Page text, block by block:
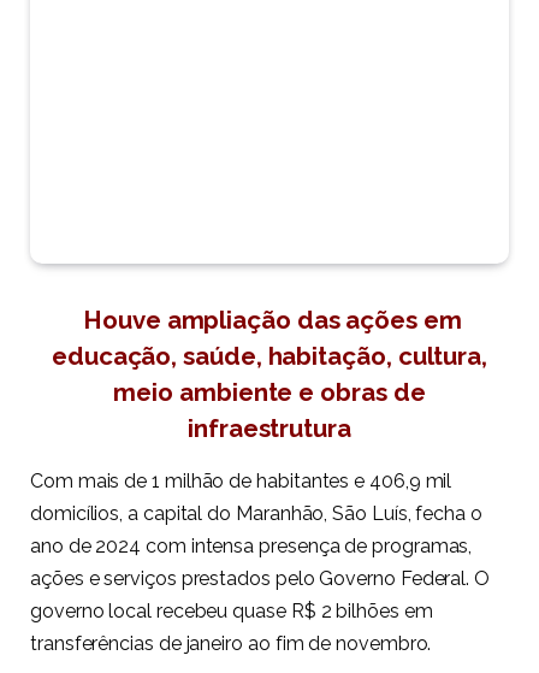
Houve ampliação das ações em
educação, saúde, habitação, cultura,
meio ambiente e obras de
infraestrutura
Com mais de 1 milhão de habitantes e 406,9 mil
domicílios, a capital do Maranhão, São Luís, fecha o
ano de 2024 com intensa presença de programas,
ações e serviços prestados pelo Governo Federal. O
governo local recebeu quase R$ 2 bilhões em
transferências de janeiro ao fim de novembro.